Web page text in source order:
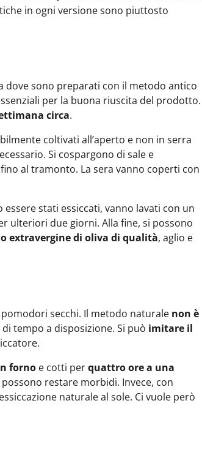
in ogni versione sono piuttosto
dove sono preparati con il metodo antico
per la buona riuscita del prodotto.
circa.
coltivati all’aperto e non in serra
Si cospargono di sale e
al tramonto. La sera vanno coperti con
stati essiccati, vanno lavati con un
ulteriori due giorni. Alla fine, si possono
extravergine di oliva di qualità, aglio e
secchi. Il metodo naturale non è
tempo a disposizione. Si può imitare il
forno e cotti perquattro ore a una
restare morbidi. Invece, con
naturale al sole. Ci vuole però